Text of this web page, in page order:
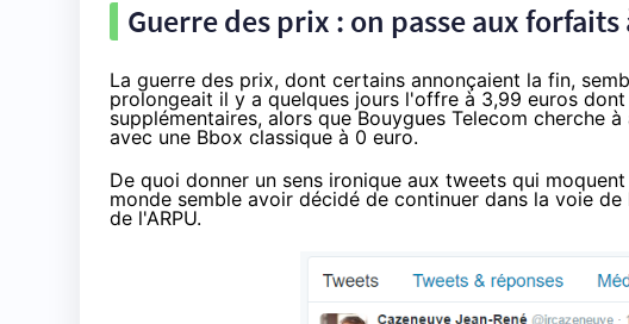
Guerre des prix : on passe aux forfaits
La guerre des prix, dont certains annonçaient la fin,
prolongeait il y a quelques jours l'offre à 3,99 euros
supplémentaires, alors queBouygues Telecom cherche
avec une Bbox classique à 0 euro.
De quoi donner un sens ironique aux tweets qui
monde semble avoir décidé de continuer dans la voie
de l'ARPU.